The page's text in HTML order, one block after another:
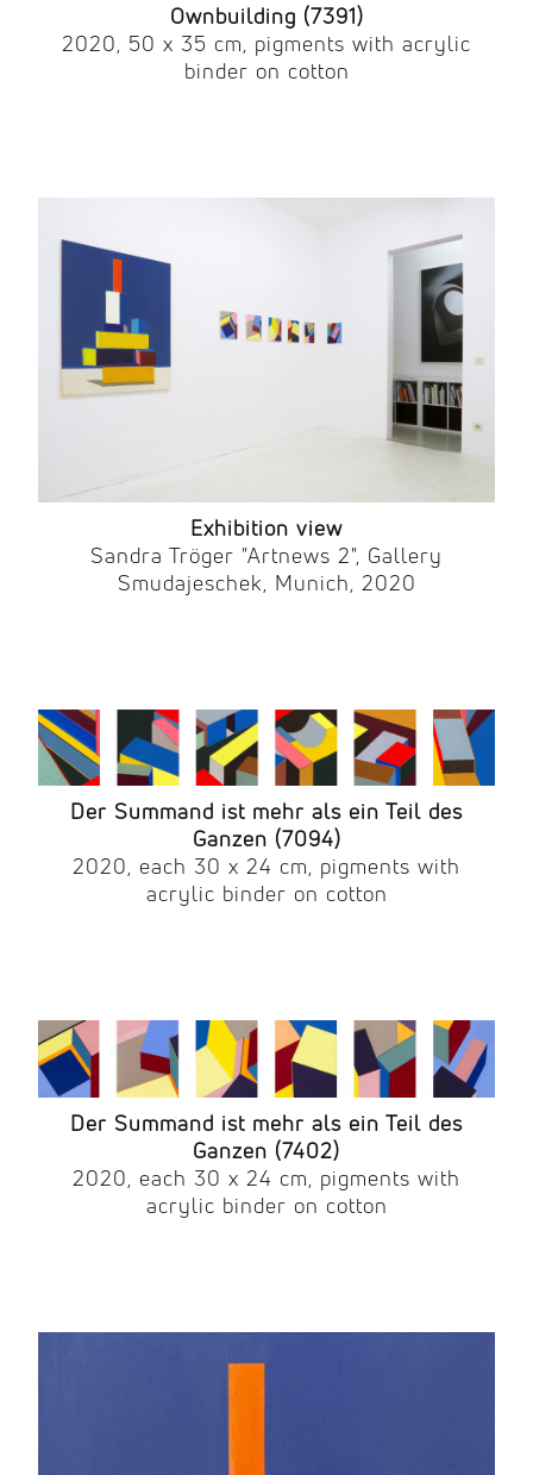
Ownbuilding (7391)
2020, 50 x 35 cm, pigments with acrylic
binder on cotton
Exhibition view
Sandra Tröger "Artnews 2", Gallery
Smudajeschek, Munich, 2020
Der Summand ist mehr als ein Teil des
Ganzen (7094)
2020, each 30 x 24 cm, pigments with
acrylic binder on cotton
Der Summand ist mehr als ein Teil des
Ganzen (7402)
2020, each 30 x 24 cm, pigments with
acrylic binder on cotton